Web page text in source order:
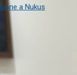
a Nukus